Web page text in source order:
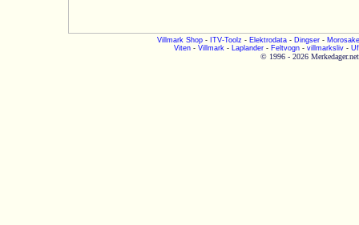
Villmark Shop- ITV-Toolz - Elektrodata- Dingser-
Viten - Villmark - Laplander - Feltvogn - villmarksliv -
© 1996 - 2026 Merkedager.net